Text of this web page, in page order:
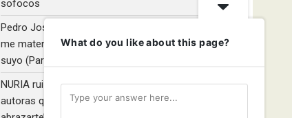
sofocos
Pedro José Camacho Barrios
me maten!»: El Rulfo que el cine venezolano hizo
suyo (Parte 2)
NURIA ruiz fernandezenLibros que nadie lee y
autoras que no hacen ruido: Redescubriendo ‘Y
What do you like about this page?